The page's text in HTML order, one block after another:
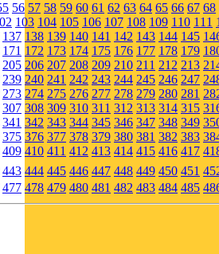
56 57 58 59 60 61 62 63 64 65 66 67 68
103 104 105 106 107 108 109 110 111
137 138 139 140 141 142 143 144 145
171 172 173 174 175 176 177 178 179
205 206 207 208 209 210 211 212 213
239 240 241 242 243 244 245 246 247
273 274 275 276 277 278 279 280 281
307 308 309 310 311 312 313 314 315
341 342 343 344 345 346 347 348 349
375 376 377 378 379 380 381 382 383
409 410 411 412 413 414 415 416 417
443 444 445 446 447 448 449 450 451
477 478 479 480 481 482 483 484 485